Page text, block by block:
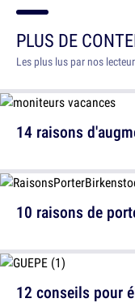
PLUS DE
Les plus lus par nos
14 raisons
12 conseils pour
10 raisons de